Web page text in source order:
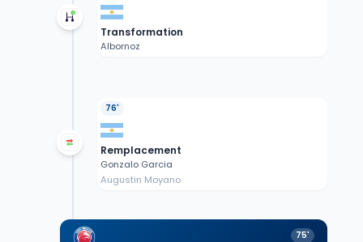
Transformation
Albornoz
76'
Remplacement
Gonzalo Garcia
Augustin Moyano
75'